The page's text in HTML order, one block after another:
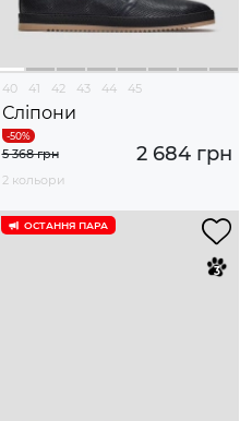
40 41 42 43 44 45
Сліпони
2 684 грн
5 368 грн
2 кольори
ОСТАННЯ ПАРА